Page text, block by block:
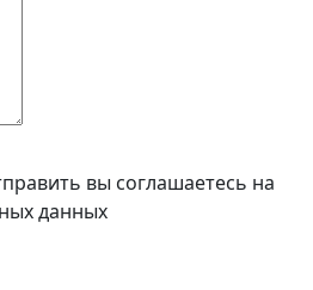
вы соглашаетесь на
данных